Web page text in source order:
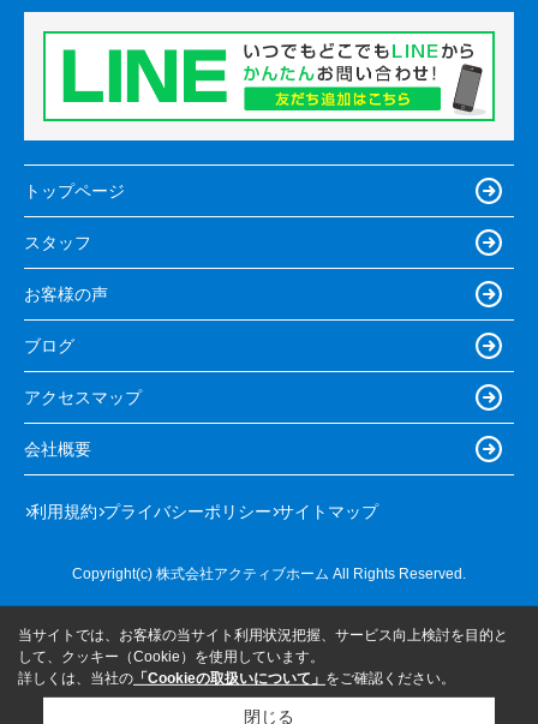
トップページ
スタッフ
お客様の声
ブログ
アクセスマップ
会社概要
利用規約 プライバシーポリシー サイトマップ
Copyright(c) 株式会社アクティブホーム All Rights Reserved.
当サイトでは、お客様の当サイト利用状況把握、サービス向上検討を目的と
して、クッキー（Cookie）を使用しています。
詳しくは、当社の 「Cookieの取扱いについて」 をご確認ください。
閉じる